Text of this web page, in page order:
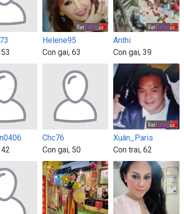
Helene95
Con gai, 63
Anthi
Con gai, 39
Chc76
Con gai, 50
Xuân_Paris
Con trai, 62